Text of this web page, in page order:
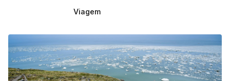
Viagem